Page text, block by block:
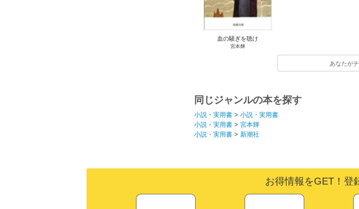
血の騒ぎを聴け
宮本輝
あなたが
同じジャンルの本を探す
小説・実用書 > 小説・実用書
小説・実用書 > 宮本輝
小説・実用書 > 新潮社
お得情報をGET！登